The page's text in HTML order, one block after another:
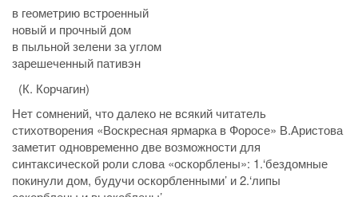
в геометрию встроенный
новый и прочный дом
в пыльной зелени за углом
зарешеченный пативэн
(К. Корчагин)
Нет сомнений, что далеко не всякий читатель
стихотворения «Воскресная ярмарка в Форосе» В.Аристова
заметит одновременно две возможности для
синтаксической роли слова «оскорблены»: 1.‘бездомные
покинули дом, будучи оскорбленными’ и 2.‘липы